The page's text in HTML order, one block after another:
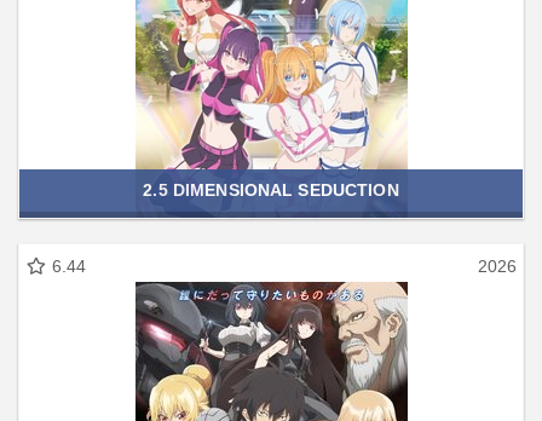
2.5 DIMENSIONAL SEDUCTION
6.44 2026